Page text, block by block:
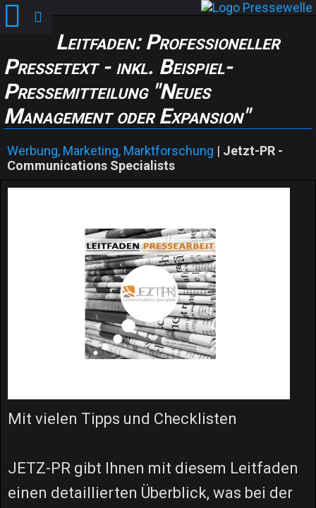
Leitfaden: Professioneller
Pressetext - inkl. Beispiel-
Pressemitteilung "Neues
Management oder Expansion"
Werbung, Marketing, Marktforschung | Jetzt-PR -
Communications Specialists
Mit vielen Tipps und Checklisten
JETZ-PR gibt Ihnen mit diesem Leitfaden
einen detaillierten Überblick, was bei der